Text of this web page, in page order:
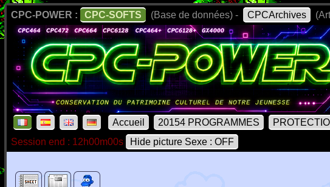
CPC-POWER : CPC-SOFTS (Base de données) - CPCArchives
Accueil 20154 PROGRAMMES
Session end : 12h00m00s
Hide picture Sexe : OFF